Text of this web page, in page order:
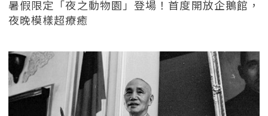
暑假限定「夜之動物園」登場！首度開放企鵝館，
夜晚模樣超療癒